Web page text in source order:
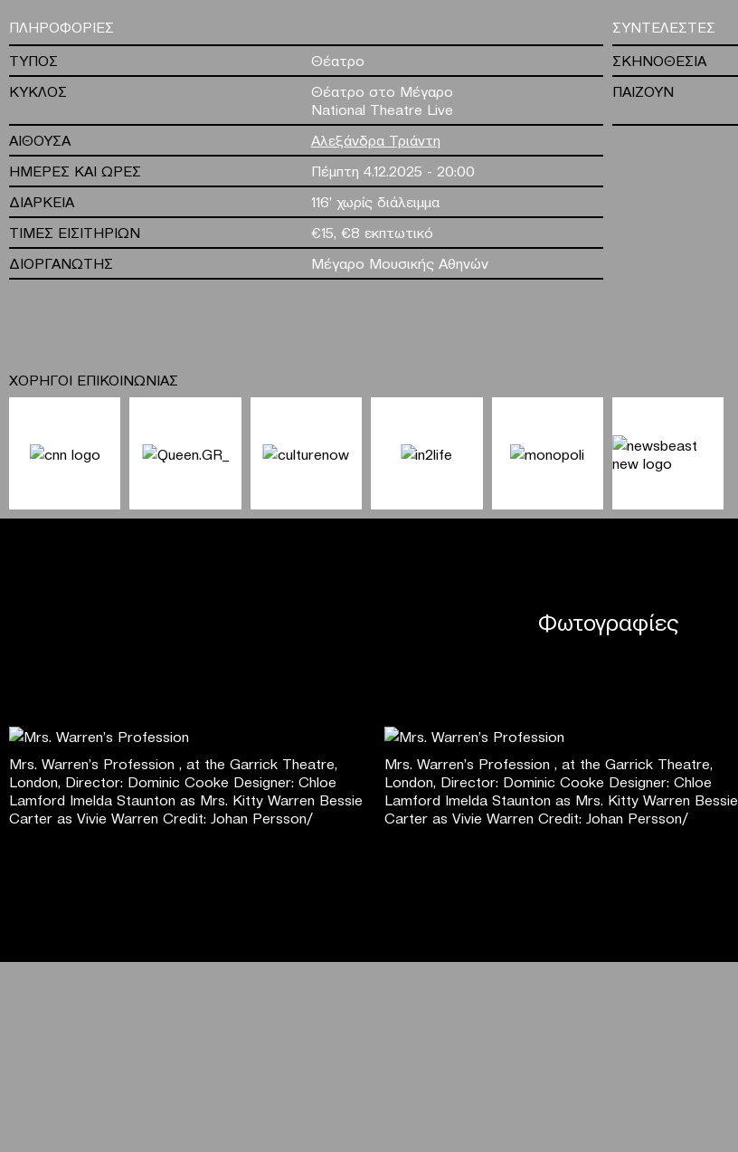
ΠΛΗΡΟΦΟΡΙΕΣ
ΤΥΠΟΣ
Θέατρο
ΚΥΚΛΟΣ
Θέατρο στο Μέγαρο
National Theatre Live
ΑΙΘΟΥΣΑ
Αλεξάνδρα Τριάντη
ΗΜΕΡΕΣ ΚΑΙ ΩΡΕΣ
Πέμπτη 4.12.2025 - 20:00
ΔΙΑΡΚΕΙΑ
116' χωρίς διάλειμμα
ΤΙΜΕΣ ΕΙΣΙΤΗΡΙΩΝ
€15, €8 εκπτωτικό
ΔΙΟΡΓΑΝΩΤΗΣ
Μέγαρο Μουσικής Αθηνών
ΣΥΝΤΕΛΕΣΤΕΣ
ΣΚΗΝΟΘΕΣΙΑ
ΠΑΙΖΟΥΝ
ΧΟΡΗΓΟΙ ΕΠΙΚΟΙΝΩΝΙΑΣ
Φωτογραφίες
Mrs. Warren’s Profession , at the Garrick Theatre,
London, Director: Dominic Cooke Designer: Chloe
Lamford Imelda Staunton as Mrs. Kitty Warren Bessie
Carter as Vivie Warren Credit: Johan Persson/
Mrs. Warren’s Profession , at the Garrick Theatre,
London, Director: Dominic Cooke Designer: Chloe
Lamford Imelda Staunton as Mrs. Kitty Warren Bessie
Carter as Vivie Warren Credit: Johan Persson/